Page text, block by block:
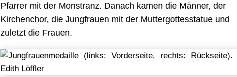
Pfarrer mit der Monstranz. Danach kamen die Männer, der
Kirchenchor, die Jungfrauen mit der Muttergottesstatue und
zuletzt die Frauen.